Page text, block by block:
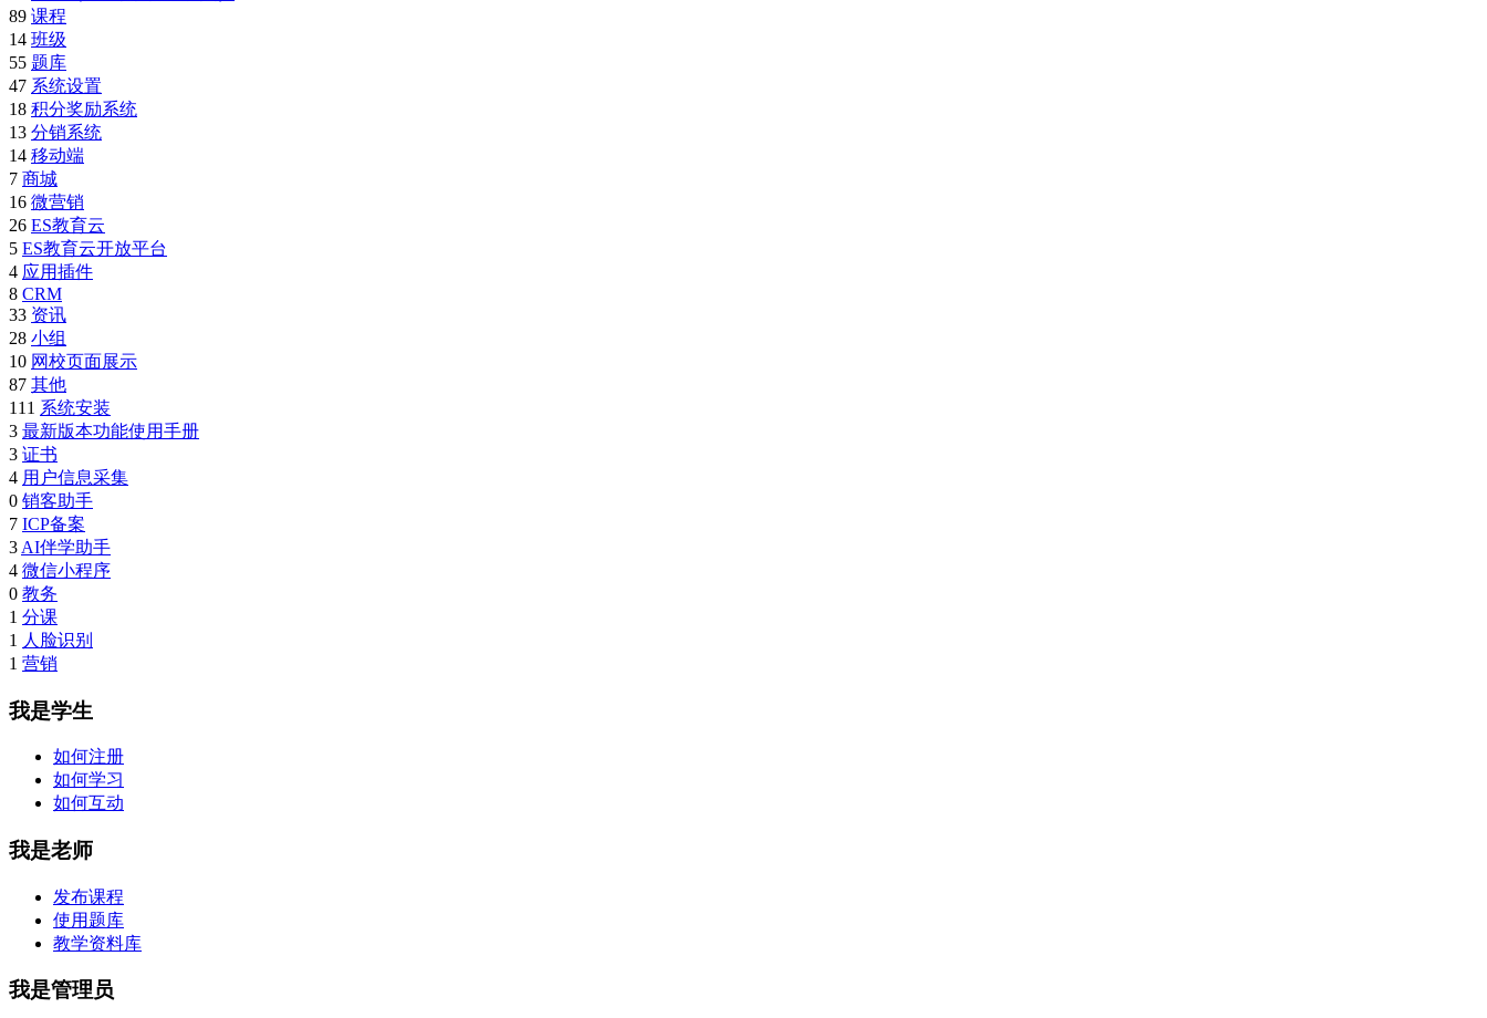
89 课程
14 班级
55 题库
47 系统设置
18 积分奖励系统
13 分销系统
14 移动端
7 商城
16 微营销
26 ES教育云
5 ES教育云开放平台
4 应用插件
8 CRM
33 资讯
28 小组
10 网校页面展示
87 其他
111 系统安装
3 最新版本功能使用手册
3 证书
4 用户信息采集
0 销客助手
7 ICP备案
3 AI伴学助手
4 微信小程序
0 教务
1 分课
1 人脸识别
1 营销
我是学生
如何注册
如何学习
如何互动
我是老师
发布课程
使用题库
教学资料库
我是管理员